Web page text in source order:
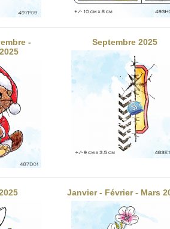
-
Septembre 2025
Janvier - Février - Mars